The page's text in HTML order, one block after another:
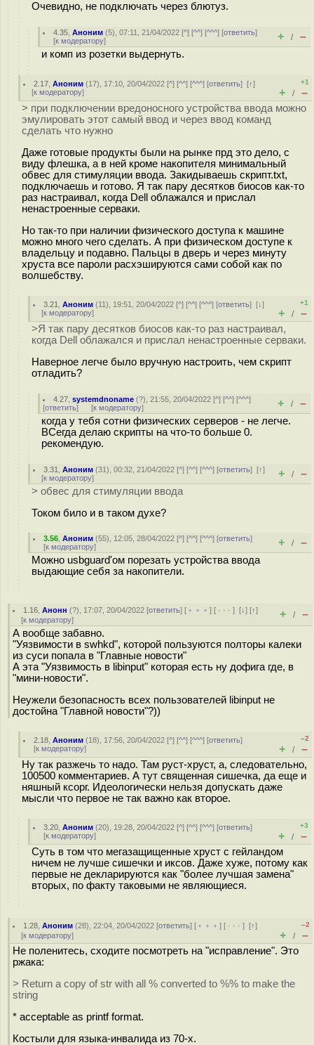
Очевидно, не подключать через блютуз.
4.35 ,Аноним (5), 07:11, 21/04/2022 [^] [^^] [^^^] [ответить]
[к модератору] + / –
и комп из розетки выдернуть.
2.17 ,Аноним (17), 17:10, 20/04/2022 [^] [^^] [^^^] [ответить][↑]
[к модератору]
+1
+ / –
> при подключении вредоносного устройства ввода можно
эмулировать этот самый ввод и через ввод команд
сделать что нужно
Даже готовые продукты были на рынке прд это дело, с
виду флешка, а в ней кроме накопителя минимальный
обвес для стимуляции ввода. Закидываешь скрипт.txt,
подключаешь и готово. Я так пару десятков биосов как-то
раз настраивал, когда Dell облажался и прислал
ненастроенные серваки.
Но так-то при наличии физического доступа к машине
можно много чего сделать. А при физическом доступе к
владельцу и подавно. Пальцы в дверь и через минуту
хруста все пароли расхэшируются сами собой как по
волшебству.
3.21 ,Аноним (11), 19:51, 20/04/2022 [^] [^^] [^^^] [ответить][↓]
[к модератору]
+1
+ / –
>Я так пару десятков биосов как-то раз настраивал,
когда Dell облажался и прислал ненастроенные серваки.
Наверное легче было вручную настроить, чем скрипт
отладить?
4.27 ,systemdnoname (?), 21:55, 20/04/2022 [^] [^^] [^^^]
[ответить] [к модератору] + / –
когда у тебя сотни физических серверов - не легче.
ВСегда делаю скрипты на что-то больше 0.
рекомендую.
3.31 ,Аноним (31), 00:32, 21/04/2022 [^] [^^] [^^^] [ответить][↑]
[к модератору] + / –
> обвес для стимуляции ввода
Током било и в таком духе?
3.56 ,Аноним (55), 12:05, 28/04/2022 [^] [^^] [^^^] [ответить]
[к модератору] + / –
Можно usbguard'ом порезать устройства ввода
выдающие себя за накопители.
1.16 ,Анонн (?), 17:07, 20/04/2022 [ответить] [ ﹢﹢﹢] [ · · ·][↓] [↑]
[к модератору] + / –
А вообще забавно.
"Уязвимости в swhkd", которой пользуются полторы калеки
из суси попала в "Главные новости"
А эта "Уязвимость в libinput" которая есть ну дофига где, в
"мини-новости".
Неужели безопасность всех пользователей libinput не
достойна "Главной новости"?))
2.18 ,Аноним (18), 17:56, 20/04/2022 [^] [^^] [^^^] [ответить]
[к модератору]
–2
+ / –
Ну так разжечь то надо. Там руст-хруст, а, следовательно,
100500 комментариев. А тут священная сишечка, да еще и
няшный ксорг. Идеологически нельзя допускать даже
мысли что первое не так важно как второе.
3.20 ,Аноним (20), 19:28, 20/04/2022 [^] [^^] [^^^] [ответить]
[к модератору]
+3
+ / –
Суть в том что мегазащищенные хруст с гейландом
ничем не лучше сишечки и иксов. Даже хуже, потому как
первые не декларируются как "более лучшая замена"
вторых, по факту таковыми не являющиеся.
1.28 ,Аноним (28), 22:04, 20/04/2022 [ответить] [ ﹢﹢﹢] [ · · ·][↑]
[к модератору]
–2
+ / –
Не поленитесь, сходите посмотреть на "исправление". Это
ржака:
> Return a copy of str with all % converted to %% to make the
string
* acceptable as printf format.
Костыли для языка-инвалида из 70-х.